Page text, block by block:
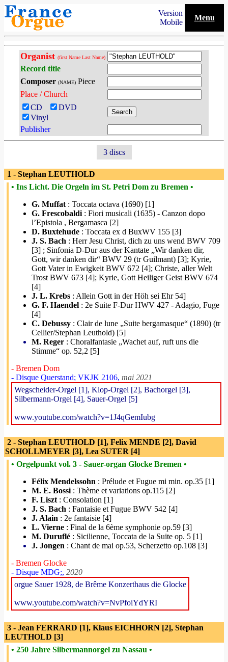
Version
Mobile
Menu
Organist (first Name Last Name)
Record title
Composer (NAME) Piece
Place / Church
CD
DVD
Vinyl
Publisher
3 discs
1 - Stephan LEUTHOLD
• Ins Licht. Die Orgeln im St. Petri Dom zu Bremen •
G. Muffat : Toccata octava (1690) [1]
G. Frescobaldi : Fiori musicali (1635) - Canzon dopo
l’Epistola , Bergamasca [2]
D. Buxtehude : Toccata ex d BuxWV 155 [3]
J. S. Bach : Herr Jesu Christ, dich zu uns wend BWV 709
[3] ; Sinfonia D-Dur aus der Kantate „Wir danken dir,
Gott, wir danken dir“ BWV 29 (tr Guilmant) [3]; Kyrie,
Gott Vater in Ewigkeit BWV 672 [4]; Christe, aller Welt
Trost BWV 673 [4]; Kyrie, Gott Heiliger Geist BWV 674
[4]
J. L. Krebs : Allein Gott in der Höh sei Ehr 54]
G. F. Haendel : 2e Suite F-Dur HWV 427 - Adagio, Fuge
[4]
C. Debussy : Clair de lune „Suite bergamasque“ (1890) (tr
Cellier/Stephan Leuthold) [5]
M. Reger : Choralfantasie „Wachet auf, ruft uns die
Stimme“ op. 52,2 [5]
- Bremen Dom
- Disque Querstand; VKJK 2106, mai 2021
Wegscheider-Orgel [1], Klop-Orgel [2], Bachorgel [3],
Silbermann-Orgel [4], Sauer-Orgel [5]
www.youtube.com/watch?v=1J4qGemIubg
2 - Stephan LEUTHOLD [1], Felix MENDE [2], David
SCHOLLMEYER [3], Lea SUTER [4]
• Orgelpunkt vol. 3 - Sauer-organ Glocke Bremen •
Félix Mendelssohn : Prélude et Fugue mi min. op.35 [1]
M. E. Bossi : Thème et variations op.115 [2]
F. Liszt : Consolation [1]
J. S. Bach : Fantaisie et Fugue BWV 542 [4]
J. Alain : 2e fantaisie [4]
L. Vierne : Final de la 6ème symphonie op.59 [3]
M. Duruflé : Sicilienne, Toccata de la Suite op. 5 [1]
J. Jongen : Chant de mai op.53, Scherzetto op.108 [3]
- Bremen Glocke
- Disque MDG;, 2020
orgue Sauer 1928, de Brême Konzerthaus die Glocke
www.youtube.com/watch?v=NvPfoiYdYRI
3 - Jean FERRARD [1], Klaus EICHHORN [2], Stephan
LEUTHOLD [3]
• 250 Jahre Silbermannorgel zu Nassau •